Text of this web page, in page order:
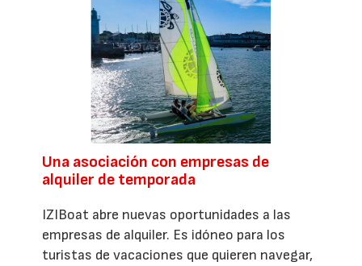
Una asociación con empresas de
alquiler de temporada
IZIBoat abre nuevas oportunidades a las
empresas de alquiler. Es idóneo para los
turistas de vacaciones que quieren navegar,